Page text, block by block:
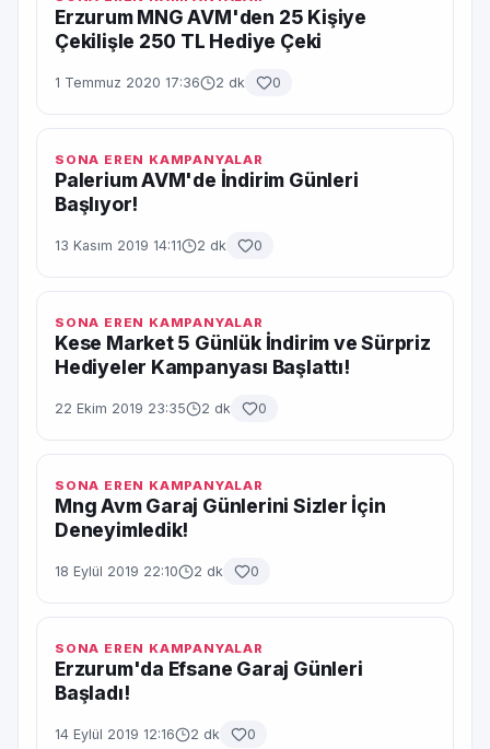
Erzurum MNG AVM'den 25 Kişiye
Çekilişle 250 TL Hediye Çeki
1 Temmuz 2020 17:36 2 dk 0
SONA EREN KAMPANYALAR
Palerium AVM'de İndirim Günleri
Başlıyor!
13 Kasım 2019 14:11 2 dk 0
SONA EREN KAMPANYALAR
Kese Market 5 Günlük İndirim ve Sürpriz
Hediyeler Kampanyası Başlattı!
22 Ekim 2019 23:35 2 dk 0
SONA EREN KAMPANYALAR
Mng Avm Garaj Günlerini Sizler İçin
Deneyimledik!
18 Eylül 2019 22:10 2 dk 0
SONA EREN KAMPANYALAR
Erzurum'da Efsane Garaj Günleri
Başladı!
14 Eylül 2019 12:16 2 dk 0